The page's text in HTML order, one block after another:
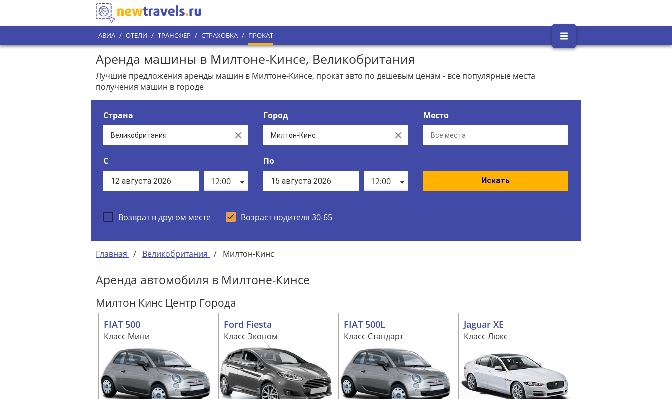
АВИА / ОТЕЛИ / ТРАНСФЕР / СТРАХОВКА / ПРОКАТ
Аренда машины в Милтоне-Кинсе, Великобритания
Лучшие предложения аренды машин в Милтоне-Кинсе, прокат авто по дешевым ценам - все популярные места
получения машин в городе
Страна
Clear
Город
Clear
Место
С
12:00
По
12:00
Искать
Возврат в другом месте Возраст водителя 30-65
Главная / Великобритания / Милтон-Кинс
Аренда автомобиля в Милтоне-Кинсе
Милтон Кинс Центр Города
FIAT 500
Класс Мини
Ford Fiesta
Класс Эконом
FIAT 500L
Класс Стандарт
Jaguar XE
Класс Люкс